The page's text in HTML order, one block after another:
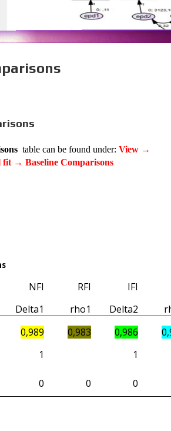
table can be found under: View →
→ Baseline Comparisons
NFI RFI IFI
Delta1
rho1 Delta2
0,989 0,983 0,986
1
1
0 0 0